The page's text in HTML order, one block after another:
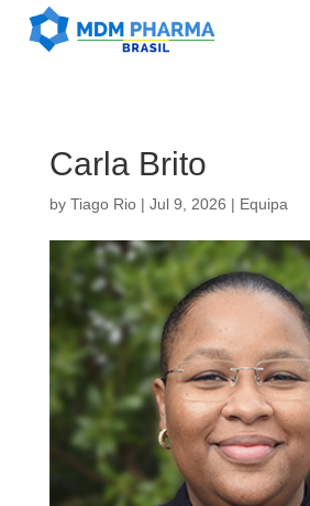
Carla Brito
by Tiago Rio| Jul 9, 2026 | Equipa